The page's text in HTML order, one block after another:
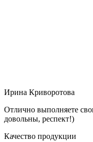
Ирина Криворотова
Отлично выполняете
довольны, респект!)
Качество продукции